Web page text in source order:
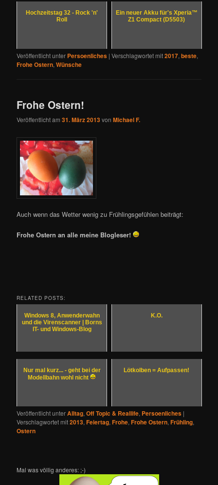
Hochzeitstag 32 - Rock 'n'
Roll
Ein neuer Akku für's Xperia™
Z1 Compact (D5503)
Veröffentlicht unter Persoenliches |Verschlagwortet mit2017,beste,
Frohe Ostern,Wünsche
Frohe Ostern!
Veröffentlicht am31. März 2013vonMichael F.
Auch wenn das Wetter wenig zu Frühlingsgefühlen beiträgt:
Frohe Ostern an alle meine Blogleser!
RELATED POSTS:
Windows 8, Anwenderwahn
und die Virenscanner | Borns
IT- und Windows-Blog
K.O.
Nur mal kurz... - geht bei der
Modellbahn wohl nicht
Lötkolben = Aufpassen!
Veröffentlicht unterAlltag,Off Topic & Reallife, Persoenliches |
Verschlagwortet mit2013,Feiertag,Frohe,Frohe Ostern,Frühling,
Ostern
Mal was völlig anderes: ;-)